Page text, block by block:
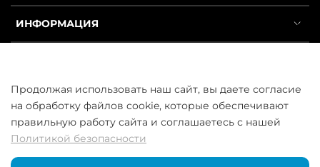
ИНФОРМАЦИЯ
ООО «ГосСнабРезерв» © 2013–2026 - Продажа труб оптом и в
розницу
Продолжая использовать наш сайт, вы даете согласие
на обработку файлов cookie, которые обеспечивают
правильную работу сайта и соглашаетесь с нашей
Политикой безопасности